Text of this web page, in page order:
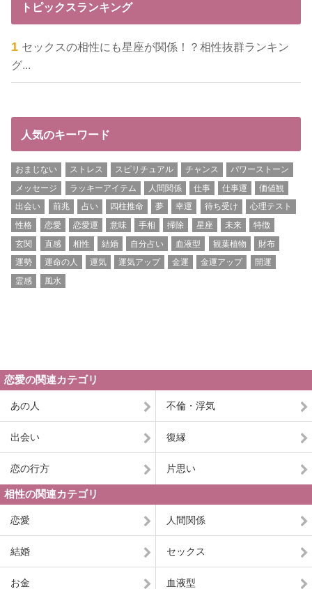
トピックスランキング
セックスの相性にも星座が関係！？相性抜群ランキン
グ...
人気のキーワード
おまじない ストレス スピリチュアル チャンス
パワーストーン
メッセージ
ラッキーアイテム 人間関係 仕事 仕事運
価値観
出会い
前兆 占い 四柱推命 夢 幸運 待ち受け
心理テスト
性格
恋愛 恋愛運 意味 手相 掃除 星座 未来
特徴
玄関
直感 相性 結婚 自分占い 血液型 観葉植物
財布
運勢
運命の人 運気 運気アップ 金運 金運アップ
開運
霊感
風水
恋愛の関連カテゴリ
あの人 不倫・浮気
出会い 復縁
恋の行方 片思い
相性の関連カテゴリ
恋愛 人間関係
結婚 セックス
お金 血液型